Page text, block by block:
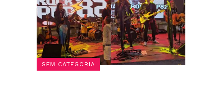
SEM CATEGORIA